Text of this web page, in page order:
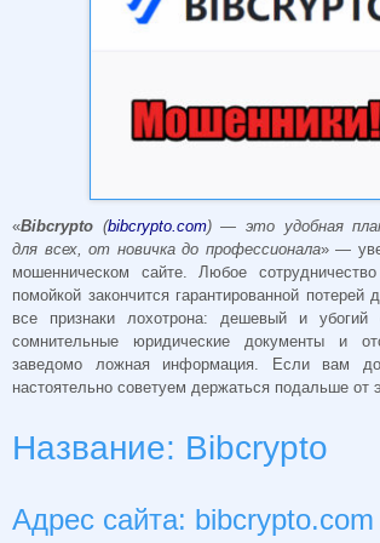
«Bibcrypto (bibcrypto.com) — это удобная
для всех, от новичка до профессионала» —
мошенническом сайте. Любое
помойкой закончится гарантированной потерей
все признаки лохотрона: дешевый и убогий
сомнительные юридические документы и
заведомо ложная информация. Если вам
настоятельно советуем держаться подальше от
Название: Bibcrypto
Адрес сайта: bibcrypto.com